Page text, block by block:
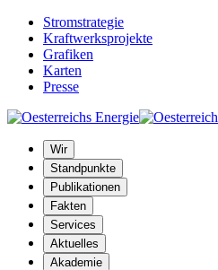
Stromstrategie
Kraftwerksprojekte
Grafiken
Karten
Presse
Wir
Standpunkte
Publikationen
Fakten
Services
Aktuelles
Akademie